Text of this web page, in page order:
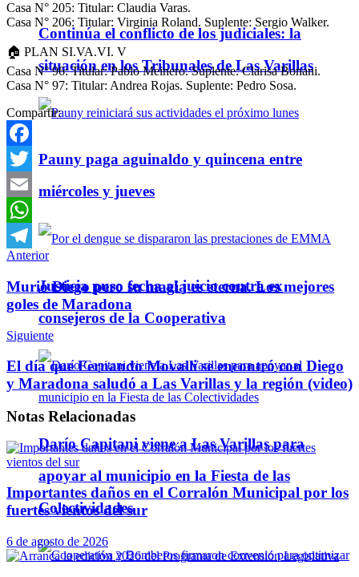
Continúa el conflicto de los judiciales: la
situación en los Tribunales de Las Varillas
Pauny paga aguinaldo y quincena entre
miércoles y jueves
Justicia puso fecha al juicio contra ex
consejeros de la Cooperativa
Darío Capitani viene a Las Varillas para
apoyar al municipio en la Fiesta de las
Colectividades
Casa N° 205: Titular: Claudia Varas.
Casa N° 206: Titular: Virginia Roland. Suplente: Sergio Walker.
🏠 PLAN SI.VA.VI. V
Casa N° 96: Titular: Pablo Meinero. Suplente: Clarisa Bonani.
Casa N° 97: Titular: Andrea Rojas. Suplente: Pedro Sosa.
Compartir:
Facebook
Twitter
Email
WhatsApp
Telegram
Anterior
Murió Diego pero su magia es eterna. Los mejores
goles de Maradona
Siguiente
El día que Fernando Movalli se encontró con Diego
y Maradona saludó a Las Varillas y la región (video)
Notas Relacionadas
Importantes daños en el Corralón Municipal por los
fuertes vientos del sur
6 de agosto de 2026